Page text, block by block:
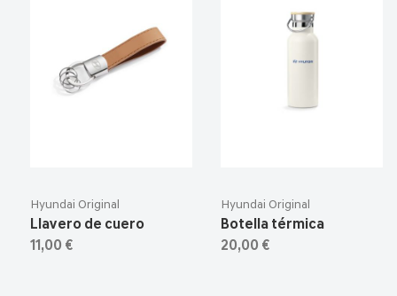
Hyundai Original
Llavero de cuero
11,00 €
Hyundai Original
Botella térmica
20,00 €